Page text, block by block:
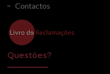
Contactos
Questões?